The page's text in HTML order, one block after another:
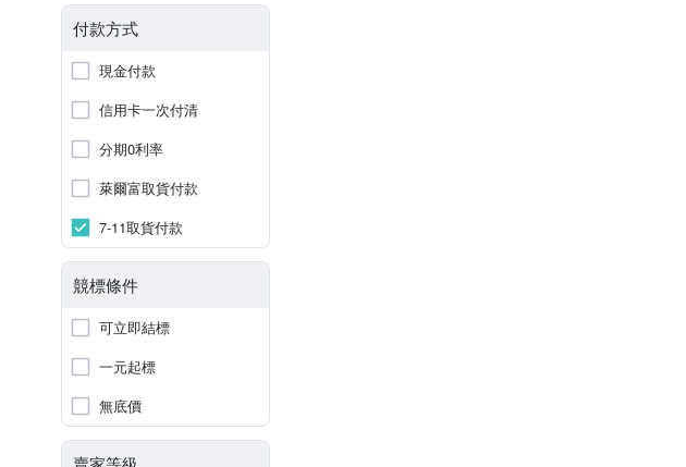
付款方式
現金付款
信用卡一次付清
分期0利率
萊爾富取貨付款
7-11取貨付款
競標條件
可立即結標
一元起標
無底價